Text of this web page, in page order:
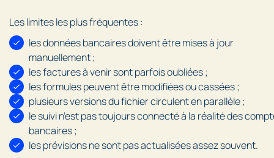
Les limites les plus fréquentes :
les données bancaires doivent être mises à jour
manuellement ;
les factures à venir sont parfois oubliées ;
les formules peuvent être modifiées ou cassées ;
plusieurs versions du fichier circulent en parallèle ;
le suivi n’est pas toujours connecté à la réalité des
bancaires ;
les prévisions ne sont pas actualisées assez souvent.